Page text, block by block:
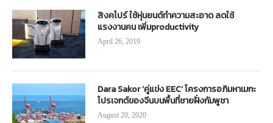
สิงคโปร์ ใช้หุ่นยนต์ทำความสะอาด ลดใช้
แรงงานคน เพิ่มproductivity
April 26, 2019
Dara Sakor ‘คู่แข่ง EEC’ โครงการอภิมหาเมกะ
โปรเจกต์ของจีนบนพื้นที่ชายฝั่งกัมพูชา
August 20, 2020